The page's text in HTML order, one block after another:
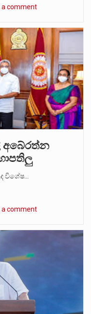
a comment
අබේරත්න
විශේෂ…
a comment